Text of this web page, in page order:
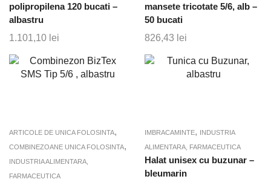
polipropilena 120 bucati –
albastru
1.101,10 lei
mansete tricotate 5/6, alb –
50 bucati
826,43 lei
ARTICOLE DE UNICA FOLOSINTA,
COMBINEZOANE UNICA FOLOSINTA,
INDUSTRIA ALIMENTARA,
FARMACEUTICA
IMBRACAMINTE, INDUSTRIA
ALIMENTARA, FARMACEUTICA
Halat unisex cu buzunar –
bleumarin